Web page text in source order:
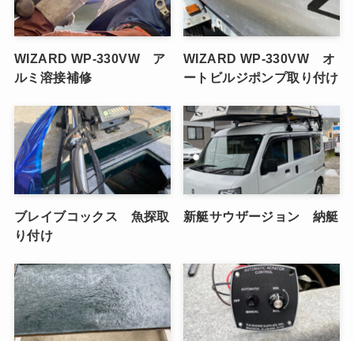
WIZARD WP-330VW ア
ルミ溶接補修
WIZARD WP-330VW オ
ートビルジポンプ取り付け
ブレイブコックス 魚探取
り付け
新艇サウザージョン 納艇